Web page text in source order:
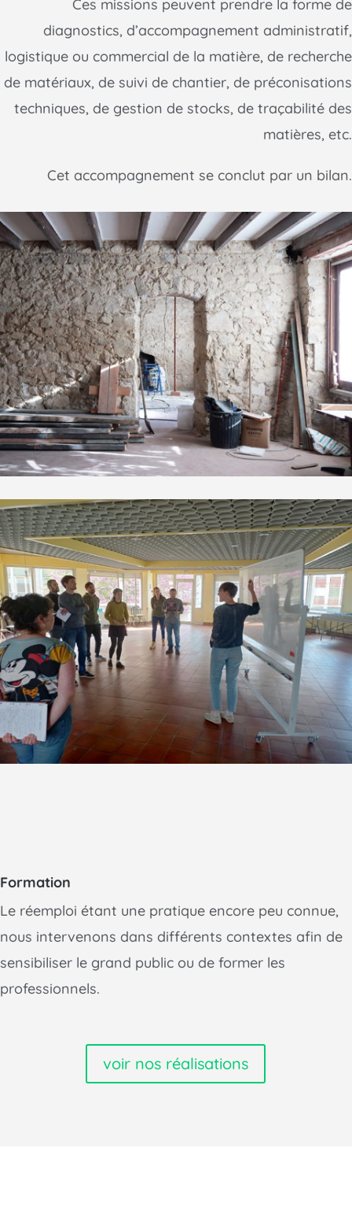
Ces missions peuvent prendre la forme de
diagnostics, d’accompagnement administratif,
logistique ou commercial de la matière, de recherche
de matériaux, de suivi de chantier, de préconisations
techniques, de gestion de stocks, de traçabilité des
matières, etc.
Cet accompagnement se conclut par un bilan.
Formation
Le réemploi étant une pratique encore peu connue,
nous intervenons dans différents contextes afin de
sensibiliser le grand public ou de former les
professionnels.
voir nos réalisations